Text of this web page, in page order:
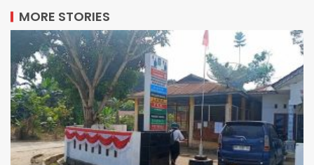
MORE STORIES